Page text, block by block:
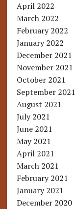
April 2022
March 2022
February 2022
January 2022
December 2021
November 2021
October 2021
September 2021
August 2021
July 2021
June 2021
May 2021
April 2021
March 2021
February 2021
January 2021
December 2020